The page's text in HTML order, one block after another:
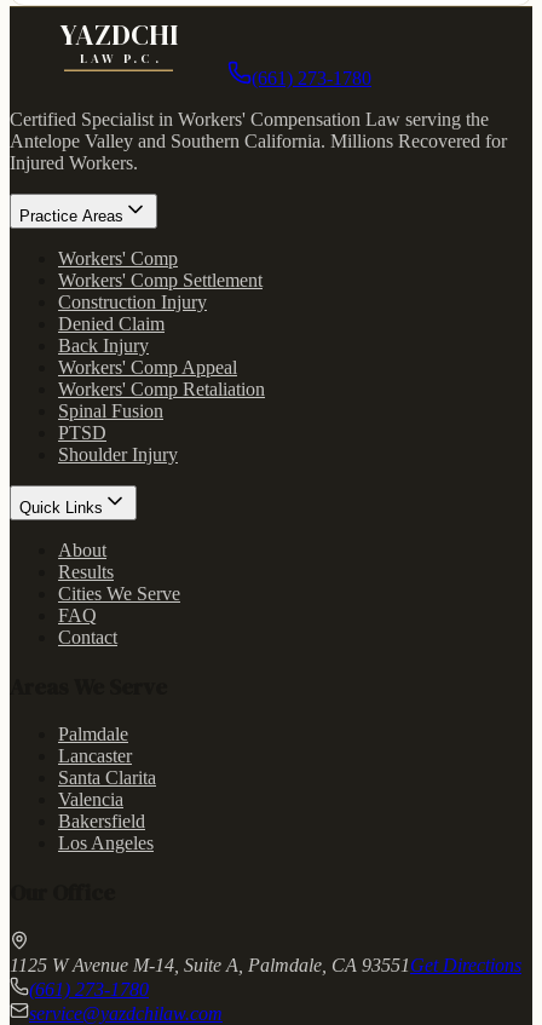
YAZDCHI
LAW P.C.
(661) 273-1780
Certified Specialist in Workers' Compensation Law serving the
Antelope Valley and Southern California. Millions Recovered for
Injured Workers.
Practice Areas
Workers' Comp
Workers' Comp Settlement
Construction Injury
Denied Claim
Back Injury
Workers' Comp Appeal
Workers' Comp Retaliation
Spinal Fusion
PTSD
Shoulder Injury
Quick Links
About
Results
Cities We Serve
FAQ
Contact
Palmdale
Lancaster
Santa Clarita
Valencia
Bakersfield
Los Angeles
1125 W Avenue M-14, Suite A, Palmdale, CA 93551Get Directions
(661) 273-1780
service@yazdchilaw.com